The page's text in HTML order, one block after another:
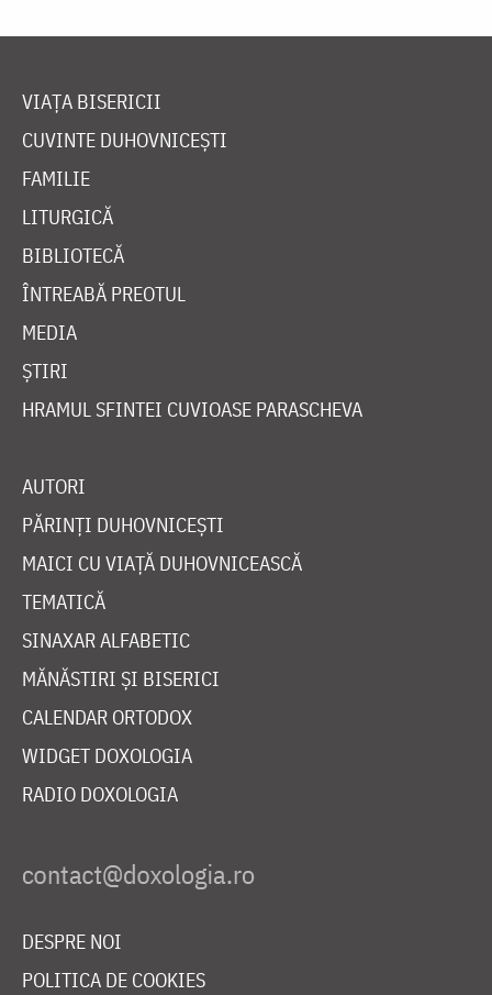
VIAȚA BISERICII
CUVINTE DUHOVNICEȘTI
FAMILIE
LITURGICĂ
BIBLIOTECĂ
ÎNTREABĂ PREOTUL
MEDIA
ȘTIRI
HRAMUL SFINTEI CUVIOASE PARASCHEVA
AUTORI
PĂRINȚI DUHOVNICEȘTI
MAICI CU VIAȚĂ DUHOVNICEASCĂ
TEMATICĂ
SINAXAR ALFABETIC
MĂNĂSTIRI ȘI BISERICI
CALENDAR ORTODOX
WIDGET DOXOLOGIA
RADIO DOXOLOGIA
DESPRE NOI
POLITICA DE COOKIES